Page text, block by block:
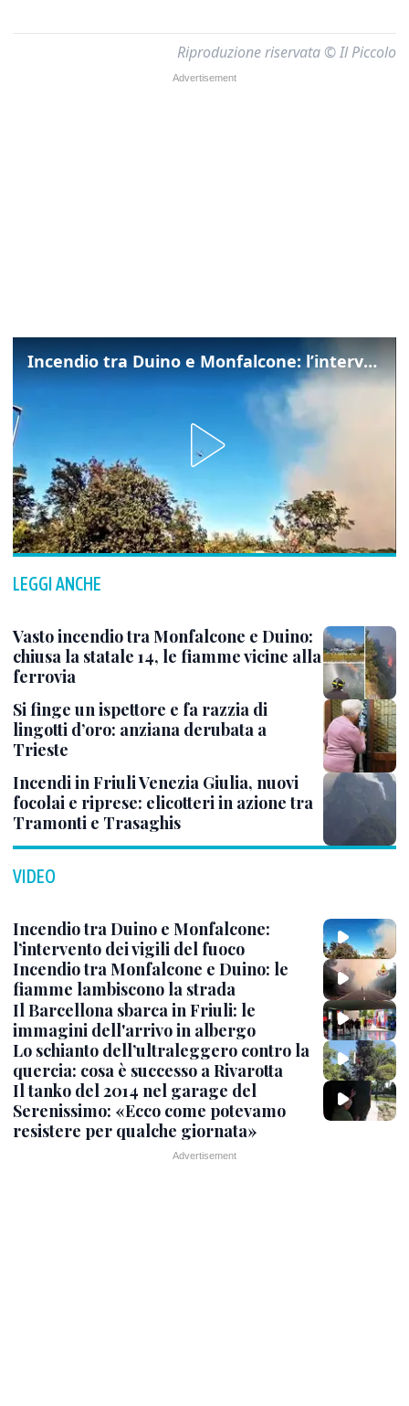
Riproduzione riservata © Il Piccolo
Incendio tra Duino e Monfalcone: l’intervento dei vigili del fuoco
LEGGI ANCHE
Vasto incendio tra Monfalcone e Duino:
chiusa la statale 14, le fiamme vicine alla
ferrovia
Si finge un ispettore e fa razzia di
lingotti d’oro: anziana derubata a
Trieste
Incendi in Friuli Venezia Giulia, nuovi
focolai e riprese: elicotteri in azione tra
Tramonti e Trasaghis
VIDEO
Incendio tra Duino e Monfalcone:
l’intervento dei vigili del fuoco
Incendio tra Monfalcone e Duino: le
fiamme lambiscono la strada
Il Barcellona sbarca in Friuli: le
immagini dell'arrivo in albergo
Lo schianto dell’ultraleggero contro la
quercia: cosa è successo a Rivarotta
Il tanko del 2014 nel garage del
Serenissimo: «Ecco come potevamo
resistere per qualche giornata»